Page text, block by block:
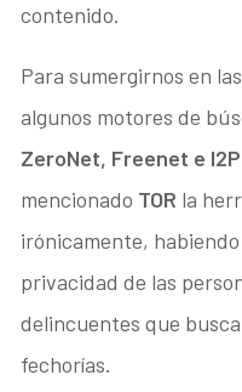
contenido.
Para sumergirnos en
algunos motores de
ZeroNet, Freenet e I2P
mencionado TOR la
irónicamente,
privacidad de las
delincuentes que
fechorías.